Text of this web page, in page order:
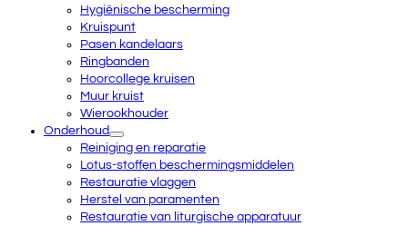
Hygiënische bescherming
Kruispunt
Pasen kandelaars
Ringbanden
Hoorcollege kruisen
Muur kruist
Wierookhouder
Onderhoud
Reiniging en reparatie
Lotus-stoffen beschermingsmiddelen
Restauratie vlaggen
Herstel van paramenten
Restauratie van liturgische apparatuur